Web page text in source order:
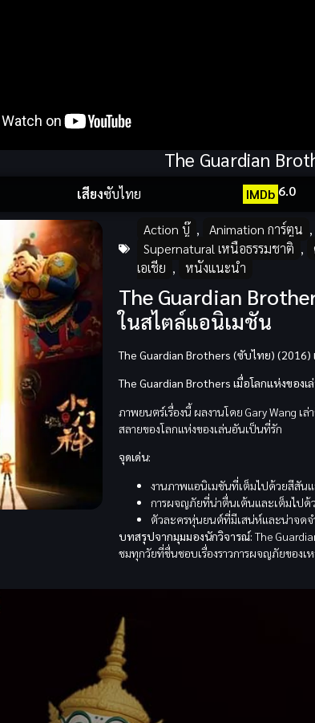
The Guardian
เสียงซับไทย IMDb 6.0
Action บู๊ , Animation การ์ตูน ,
Supernatural เหนือธรรมชาติ ,
เอเชีย , หนังแนะนำ
The Guardian
ในสไตล์แอนิเมชัน
The Guardian Brothers (ซับไทย) (2016)
The Guardian Brothers เมื่อโลกแห่งของ
ภาพยนตร์เรื่องนี้ ผลงานโดย Gary Wang
สลายของโลกแห่งของเล่นอันเป็นที่รัก
จุดเด่น:
งานภาพแอนิเมชันที่เต็มไปด้วยสีสัน
การผจญภัยที่น่าตื่นเต้นและเต็มไปด้
ตัวละครหุ่นยนต์ที่มีเสน่ห์และน่าจดจ
บทสรุปจากมุมมองนักวิจารณ์: The
ชมทุกวัยที่ชื่นชอบเรื่องราวการผจญภัยของ